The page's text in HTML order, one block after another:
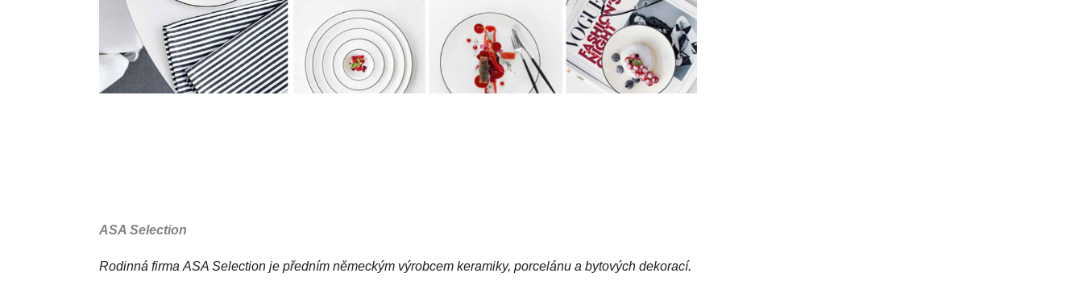
ASA Selection
Rodinná firma ASA Selection je předním německým výrobcem keramiky, porcelánu a bytových dekorací.